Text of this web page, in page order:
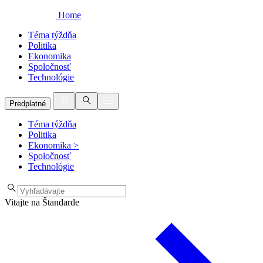
Home
Téma týždňa
Politika
Ekonomika
Spoločnosť
Technológie
Predplatné
Téma týždňa
Politika
Ekonomika >
Spoločnosť
Technológie
Vitajte na Štandarde